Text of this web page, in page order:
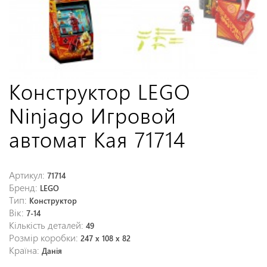
Конструктор LEGO
Ninjago Игровой
автомат Кая 71714
Артикул: 71714
Бренд: LEGO
Тип: Конструктор
Вік: 7-14
Кількість деталей: 49
Розмір коробки: 247 x 108 x 82
Країна: Данія